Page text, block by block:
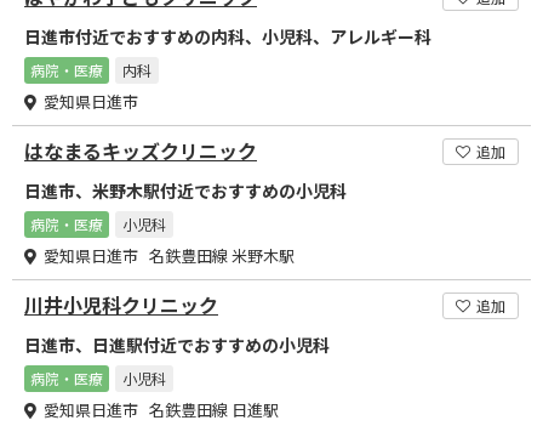
日進市付近でおすすめの内科、小児科、アレルギー科
病院・医療 内科
愛知県日進市
はなまるキッズクリニック 追加
日進市、米野木駅付近でおすすめの小児科
病院・医療 小児科
愛知県日進市 名鉄豊田線 米野木駅
川井小児科クリニック 追加
日進市、日進駅付近でおすすめの小児科
病院・医療 小児科
愛知県日進市 名鉄豊田線 日進駅